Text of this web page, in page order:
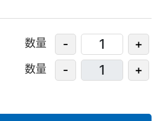
数量 - +
数量 - +